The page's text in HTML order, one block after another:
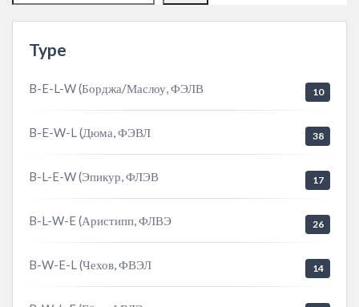
Type
B-E-L-W (Борджа/Маслоу, ФЭЛВ 10
B-E-W-L (Дюма, ФЭВЛ 38
B-L-E-W (Эпикур, ФЛЭВ 17
B-L-W-E (Аристипп, ФЛВЭ 26
B-W-E-L (Чехов, ФВЭЛ 14